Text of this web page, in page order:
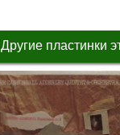
Другие пластинки